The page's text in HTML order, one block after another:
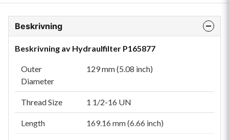
Beskrivning
Beskrivning av Hydraulfilter P165877
Outer
Diameter
129 mm (5.08 inch)
Thread Size 1 1/2-16 UN
Length 169.16 mm (6.66 inch)